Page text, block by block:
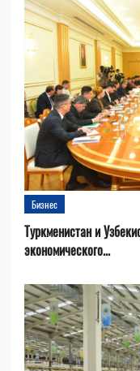
Бизнес
Туркменистан и
экономического...